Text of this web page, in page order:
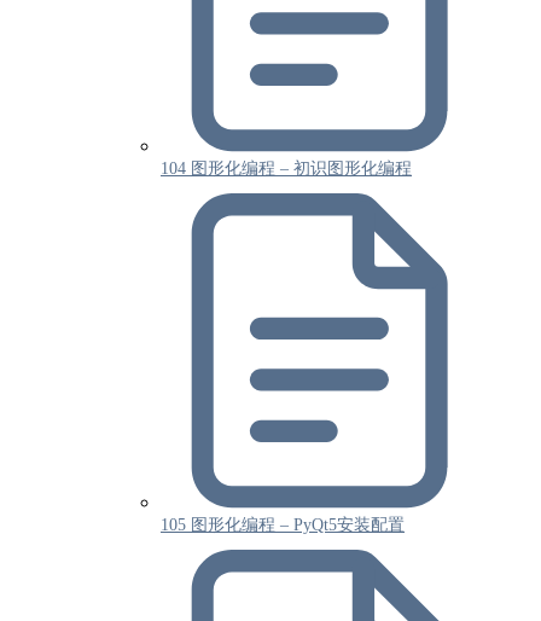
104 图形化编程 – 初识图形化编程
105 图形化编程 – PyQt5安装配置